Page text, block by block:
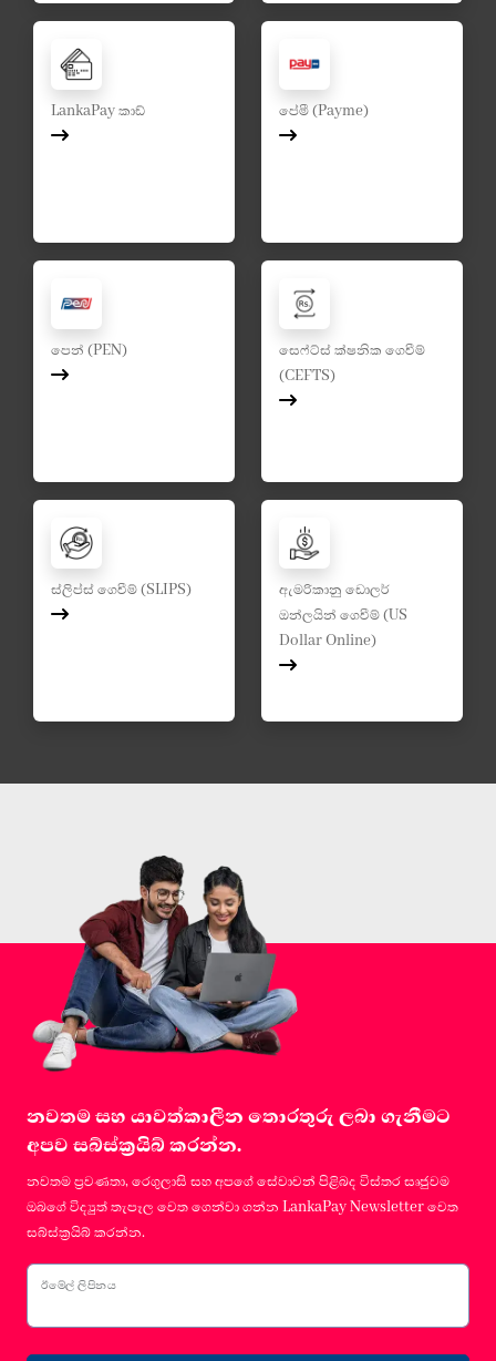
LankaPay කාඩ් පේමී (Payme)
පෙන් (PEN)
සෙෆ්ට්ස් ක්ෂනික ගෙවීම්
(CEFTS)
ස්ලිප්ස් ගෙවීම් (SLIPS)
ඇමරිකානු ඩොලර්
ඔන්ලයින් ගෙවීම් (US
Dollar Online)
නවතම සහ යාවත්කාලීන තොරතුරු ලබා ගැනීමට
අපව සබ්ස්ක්‍රයිබ් කරන්න.
නවතම ප්‍රවණතා, රෙගුලාසි සහ අපගේ සේවාවන් පිළිබද විස්තර සෘජුවම
ඔබගේ විද්‍යුත් තැපෑල වෙත ගෙන්වා ගන්න LankaPay Newsletter වෙත
සබ්ස්ක්‍රයිබ් කරන්න.
ඊමේල් ලිපිනය